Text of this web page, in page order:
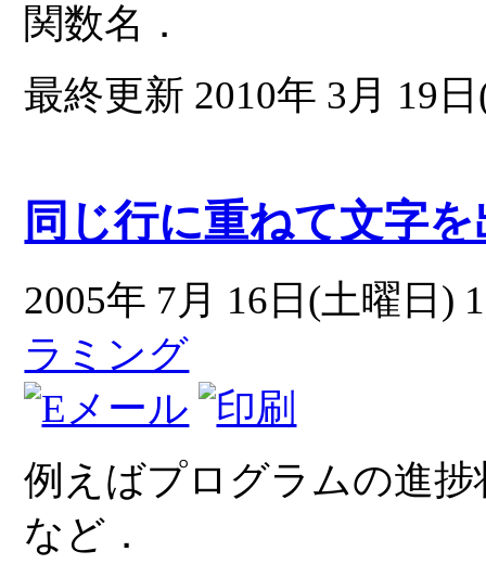
関数名．
最終更新 2010年 3月 19
同じ行に重ねて文字
2005年 7月 16日(土曜日)
ラミング
例えばプログラムの進
など．